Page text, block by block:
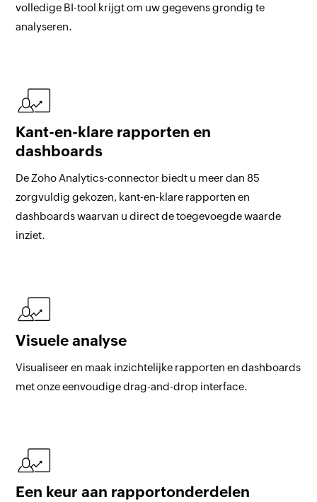
volledige BI-tool krijgt om uw gegevens grondig te
analyseren.
Kant-en-klare rapporten en
dashboards
De Zoho Analytics-connector biedt u meer dan 85
zorgvuldig gekozen, kant-en-klare rapporten en
dashboards waarvan u direct de toegevoegde waarde
inziet.
Visuele analyse
Visualiseer en maak inzichtelijke rapporten en dashboards
met onze eenvoudige drag-and-drop interface.
Een keur aan rapportonderdelen